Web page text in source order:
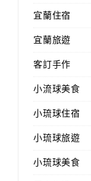
宜蘭住宿
宜蘭旅遊
客訂手作
小流球美食
小琉球住宿
小琉球旅遊
小琉球美食